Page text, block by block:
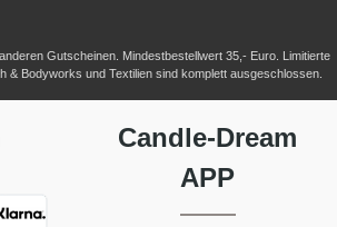
Gutscheinen. Mindestbestellwert 35,- Euro. Limitierte
& Bodyworks und Textilien sind komplett ausgeschlossen.
Candle-Dream
APP